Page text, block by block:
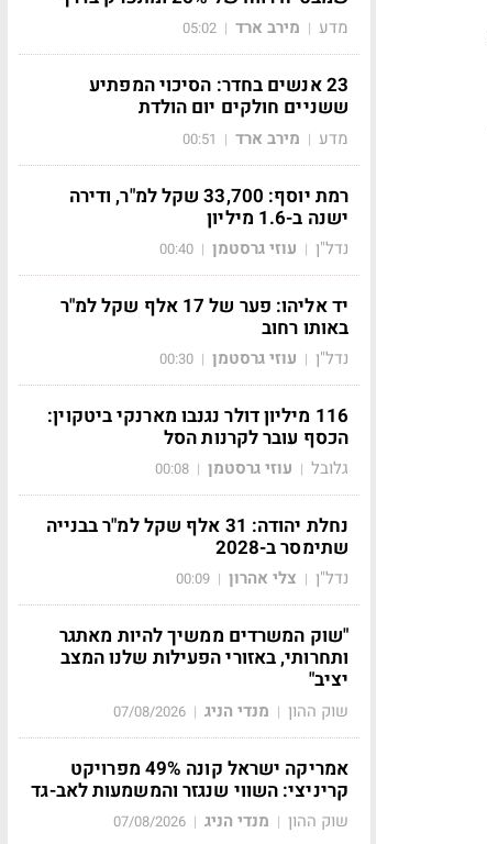
מדע | מירב ארד |
05:02
23 אנשים בחדר: הסיכוי המפתיע
ששניים חולקים יום הולדת
מדע | מירב ארד |
00:51
רמת יוסף: 33,700 שקל למ"ר, ודירה
ישנה ב-1.6 מיליון
נדל"ן | עוזי גרסטמן |
00:40
יד אליהו: פער של 17 אלף שקל למ"ר
באותו רחוב
נדל"ן | עוזי גרסטמן |
00:30
116 מיליון דולר נגנבו מארנקי ביטקוין:
הכסף עובר לקרנות הסל
גלובל | עוזי גרסטמן |
00:08
נחלת יהודה: 31 אלף שקל למ"ר בבנייה
שתימסר ב-2028
נדל"ן | צלי אהרון |
00:09
"שוק המשרדים ממשיך להיות מאתגר
ותחרותי, באזורי הפעילות שלנו המצב
יציב"
שוק ההון | מנדי הניג |
07/08/2026
אמריקה ישראל קונה 49% מפרויקט
קריניצי: השווי שנגזר והמשמעות לאב-גד
שוק ההון | מנדי הניג |
07/08/2026